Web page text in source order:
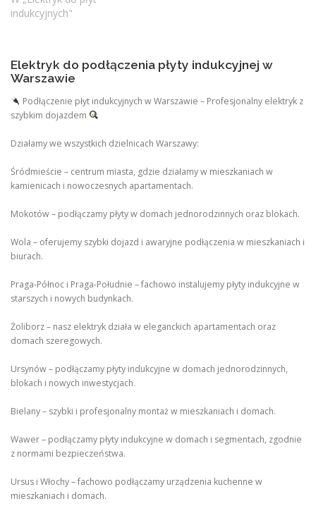
indukcyjnych"
Elektryk do podłączenia płyty indukcyjnej w
Warszawie
Podłączenie płyt indukcyjnych w Warszawie – Profesjonalny elektryk z
szybkim dojazdem
Działamy we wszystkich dzielnicach Warszawy:
Śródmieście – centrum miasta, gdzie działamy w mieszkaniach w
kamienicach i nowoczesnych apartamentach.
Mokotów – podłączamy płyty w domach jednorodzinnych oraz blokach.
Wola – oferujemy szybki dojazd i awaryjne podłączenia w mieszkaniach i
biurach.
Praga-Północ i Praga-Południe – fachowo instalujemy płyty indukcyjne w
starszych i nowych budynkach.
Żoliborz – nasz elektryk działa w eleganckich apartamentach oraz
domach szeregowych.
Ursynów – podłączamy płyty indukcyjne w domach jednorodzinnych,
blokach i nowych inwestycjach.
Bielany – szybki i profesjonalny montaż w mieszkaniach i domach.
Wawer – podłączamy płyty indukcyjne w domach i segmentach, zgodnie
z normami bezpieczeństwa.
Ursus i Włochy – fachowo podłączamy urządzenia kuchenne w
mieszkaniach i domach.